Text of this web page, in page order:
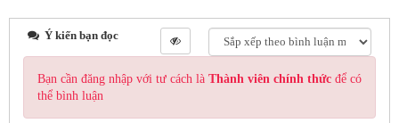
Ý kiến bạn đọc
Bạn cần đăng nhập với tư cách là Thành viên chính thức để có
thể bình luận